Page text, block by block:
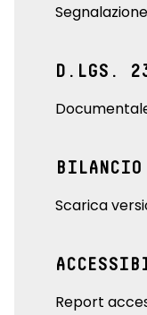
Segnalazione
D.LGS.
Scarica
Report